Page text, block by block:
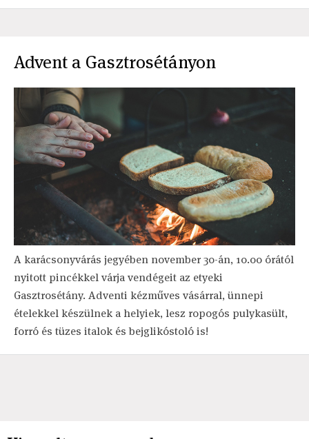
Advent a Gasztrosétányon
A karácsonyvárás jegyében november 30-án, 10.00 órától
nyitott pincékkel várja vendégeit az etyeki
Gasztrosétány. Adventi kézműves vásárral, ünnepi
ételekkel készülnek a helyiek, lesz ropogós pulykasült,
forró és tüzes italok és bejglikóstoló is!